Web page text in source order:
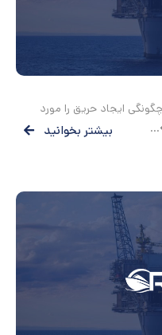
ایجاد حریق را مورد
بیشتر بخوانید